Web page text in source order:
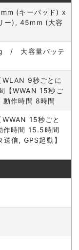
(キーパッド) x
ー), 45mm (大容
/ 大容量バッテ
9秒ごとに
【WWAN 15秒ご
動作時間 8時間
15秒ごと
作時間 15.5時間
送信, GPS起動】